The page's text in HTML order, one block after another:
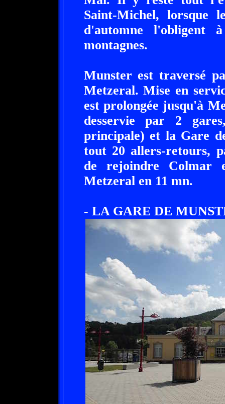
Saint-Michel, lorsque
d'automne l'obligent
montagnes.
Munster est traversé
Metzeral. Mise en
est prolongée jusqu'à
desservie par 2
principale) et la Gare
tout 20 allers-retours,
de rejoindre Colmar
Metzeral en 11 mn.
- LA GARE DE